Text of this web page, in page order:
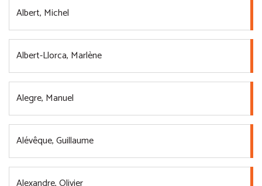
Albert, Michel
Albert-Llorca, Marlène
Alegre, Manuel
Alévêque, Guillaume